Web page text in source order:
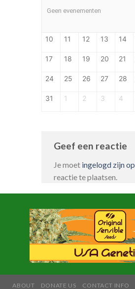
Geen evenementen
10 11 12 13 14
17 18 19 20 21
24 25 26 27 28
31 1 2 3 4
Geef een reactie
Je moet ingelogd zijn op
reactie te plaatsen.
ABOUT DONATE US CONTACT INFO